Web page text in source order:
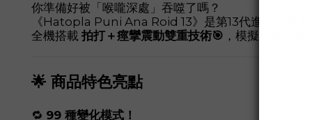
你準備好被「喉嚨深處」吞噬了嗎？
《Hatopla Puni Ana Roid 13》是第13代進化的電
全機搭載 拍打＋痙攣震動雙重技術🎯 ，模擬喉嚨深
🌟 商品特色亮點
🔁 99 種變化模式！